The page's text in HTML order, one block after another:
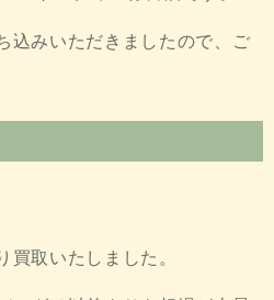
込みいただきましたので、ご
買取いたしました。